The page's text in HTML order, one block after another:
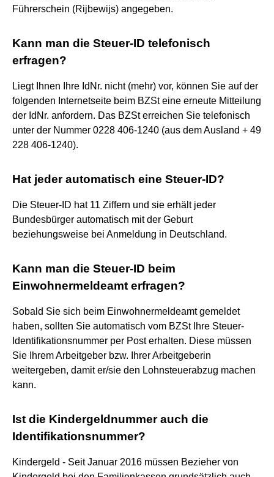
Führerschein (Rijbewijs) angegeben.
Kann man die Steuer-ID telefonisch
erfragen?
Liegt Ihnen Ihre IdNr. nicht (mehr) vor, können Sie auf der
folgenden Internetseite beim BZSt eine erneute Mitteilung
der IdNr. anfordern. Das BZSt erreichen Sie telefonisch
unter der Nummer 0228 406-1240 (aus dem Ausland + 49
228 406-1240).
Hat jeder automatisch eine Steuer-ID?
Die Steuer-ID hat 11 Ziffern und sie erhält jeder
Bundesbürger automatisch mit der Geburt
beziehungsweise bei Anmeldung in Deutschland.
Kann man die Steuer-ID beim
Einwohnermeldeamt erfragen?
Sobald Sie sich beim Einwohnermeldeamt gemeldet
haben, sollten Sie automatisch vom BZSt Ihre Steuer-
Identifikationsnummer per Post erhalten. Diese müssen
Sie Ihrem Arbeitgeber bzw. Ihrer Arbeitgeberin
weitergeben, damit er/sie den Lohnsteuerabzug machen
kann.
Ist die Kindergeldnummer auch die
Identifikationsnummer?
Kindergeld - Seit Januar 2016 müssen Bezieher von